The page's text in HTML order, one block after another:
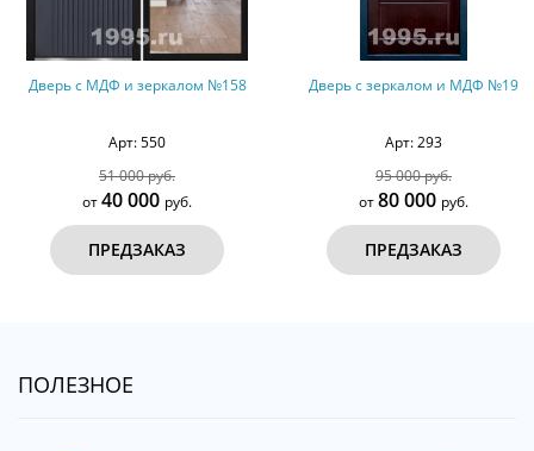
Дверь с МДФ и зеркалом №158
Арт: 550
51 000 руб.
от40 000 руб.
ПРЕДЗАКАЗ
Дверь с зеркалом и МДФ №19
Арт: 293
95 000 руб.
от80 000 руб.
ПРЕДЗАКАЗ
ПОЛЕЗНОЕ